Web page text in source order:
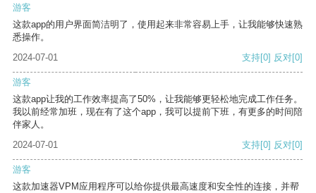
游客
这款app的用户界面简洁明了，使用起来非常容易上手，让我能够快速熟
悉操作。
2024-07-01
支持[0] 反对[0]
游客
这款app让我的工作效率提高了50%，让我能够更轻松地完成工作任务。
我以前经常加班，现在有了这个app，我可以提前下班，有更多的时间陪
伴家人。
2024-07-01
支持[0] 反对[0]
游客
这款加速器VPM应用程序可以给你提供最高速度和安全性的连接，并帮